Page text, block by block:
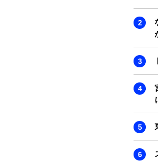
LIFE
AI
SMART